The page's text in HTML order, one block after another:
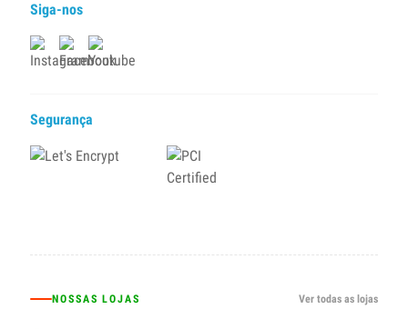
Siga-nos
Segurança
NOSSAS LOJAS Ver todas as lojas